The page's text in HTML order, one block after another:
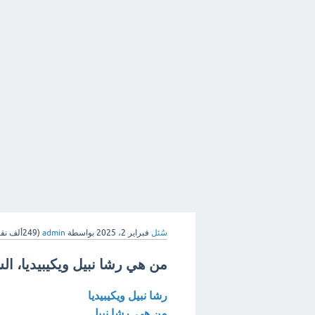
سُئل فبراير 2، 2025 بواسطة admin
(249ألف
من هي رشا نبيل ويكيبيديا،
رشا نبيل ويكيبيديا